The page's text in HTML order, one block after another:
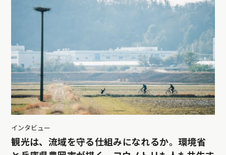
インタビュー
観光は、流域を守る仕組みになれるか。環境省